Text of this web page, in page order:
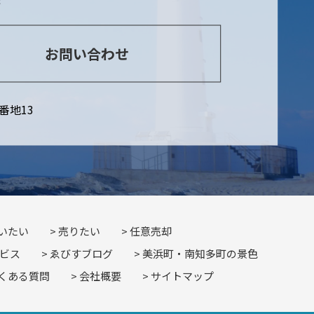
お問い合わせ
地13
たい 売りたい
任意売却
ス
ゑびすブログ
美浜町・南知多町の景色
ある質問
会社概要 サイトマップ